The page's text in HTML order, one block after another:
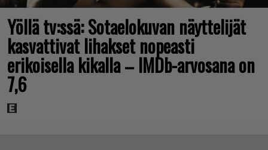
Yöllä tv:ssä: Sotaelokuvan näyttelijät
kasvattivat lihakset nopeasti
erikoisella kikalla – IMDb-arvosana on
7,6